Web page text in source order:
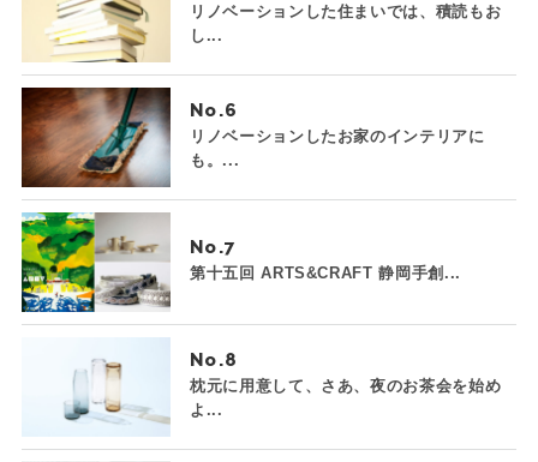
リノベーションした住まいでは、積読もお
し...
No.
リノベーションしたお家のインテリアに
も。...
No.
第十五回 ARTS&CRAFT 静岡手創...
No.
枕元に用意して、さあ、夜のお茶会を始め
よ...